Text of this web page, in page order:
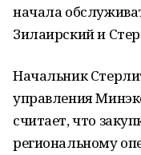
начала
Зилаирский и
Начальник
управления
считает, что
региональному